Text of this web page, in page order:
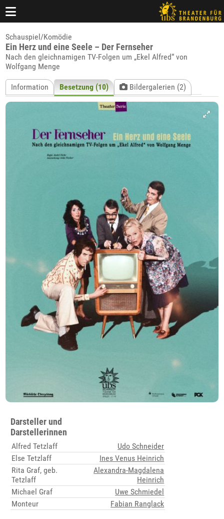
Schauspiel/Komödie
Ein Herz und eine Seele – Der Fernseher
Nach den gleichnamigen TV-Folgen um „Ekel Alfred“ von
Wolfgang Menge
Information Besetzung (10) Bildergalerien (2)
Darsteller und
Darstellerinnen
Alfred Tetzlaff
Udo Schneider
Else Tetzlaff
Ines Venus Heinrich
Rita Graf, geb.
Tetzlaff
Alexandra-Magdalena
Heinrich
Michael Graf
Uwe Schmiedel
Monteur
Fabian Ranglack